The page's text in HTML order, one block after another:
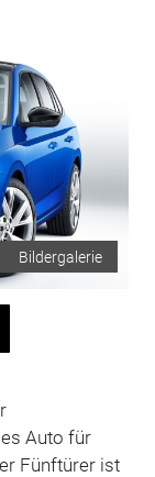
Bildergalerie
Auto für
Fünftürer ist